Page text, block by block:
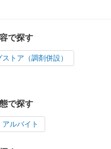
で探す
ストア（調剤併設）
で探す
ルバイト